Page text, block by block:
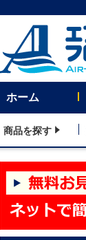
ホーム
商品を探す